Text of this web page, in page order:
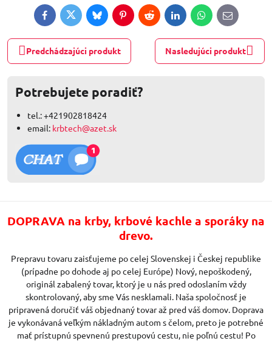
FacebookTwitterBlueskyPinterestRedditLinkedInWhatsApp
E-
mail
Predchádzajúci produkt Nasledujúci produkt
Potrebujete poradiť?
tel.: +421902818424
email: krbtech@azet.sk
DOPRAVA na krby, krbové kachle a sporáky na
drevo.
Prepravu tovaru zaisťujeme po celej Slovenskej i Českej republike
(prípadne po dohode aj po celej Európe) Nový, nepoškodený,
originál zabalený tovar, ktorý je u nás pred odoslaním vždy
skontrolovaný, aby sme Vás nesklamali. Naša spoločnosť je
pripravená doručiť váš objednaný tovar až pred váš domov. Doprava
je vykonávaná veľkým nákladným autom s čelom, preto je potrebné
mať prístupnú spevnenú prestupovú cestu, nie poľnú cestu! Po